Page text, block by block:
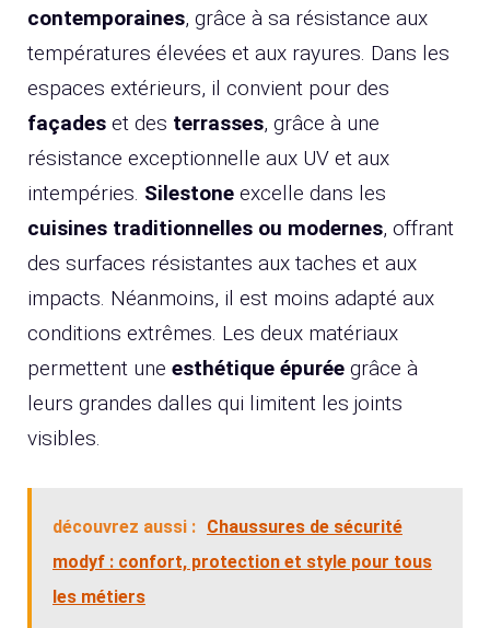
contemporaines, grâce à sa résistance aux
températures élevées et aux rayures. Dans les
espaces extérieurs, il convient pour des
façades et des terrasses, grâce à une
résistance exceptionnelle aux UV et aux
intempéries. Silestone excelle dans les
cuisines traditionnelles ou modernes, offrant
des surfaces résistantes aux taches et aux
impacts. Néanmoins, il est moins adapté aux
conditions extrêmes. Les deux matériaux
permettent une esthétique épurée grâce à
leurs grandes dalles qui limitent les joints
visibles.
découvrez aussi : Chaussures de sécurité
modyf : confort, protection et style pour tous
les métiers